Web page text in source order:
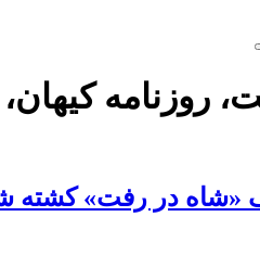
روزنامه کیهان،
در رفت» کشته